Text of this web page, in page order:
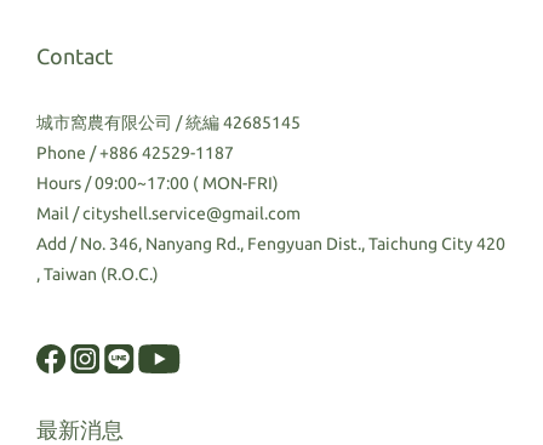
Contact
城市窩農有限公司 / 統編 42685145
Phone / +886 42529-1187
Hours / 09:00~17:00 ( MON-FRI)
Mail / cityshell.service@gmail.com
Add / No. 346, Nanyang Rd., Fengyuan Dist., Taichung City 420
, Taiwan (R.O.C.)
最新消息